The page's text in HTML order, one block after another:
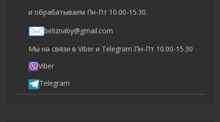
и обрабатываем Пн-Пт 10.00-15.30
beliznaby@gmail.com
Мы на связи в Viber и Telegram Пн-Пт 10.00-15.30
Viber
Telegram